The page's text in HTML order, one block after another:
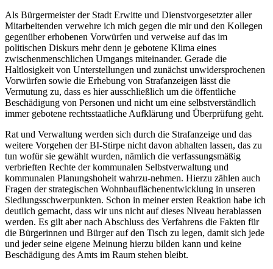
Als Bürgermeister der Stadt Erwitte und Dienstvorgesetzter aller
Mitarbeitenden verwehre ich mich gegen die mir und den Kollegen
gegenüber erhobenen Vorwürfen und verweise auf das im
politischen Diskurs mehr denn je gebotene Klima eines
zwischenmenschlichen Umgangs miteinander. Gerade die
Haltlosigkeit von Unterstellungen und zunächst unwidersprochenen
Vorwürfen sowie die Erhebung von Strafanzeigen lässt die
Vermutung zu, dass es hier ausschließlich um die öffentliche
Beschädigung von Personen und nicht um eine selbstverständlich
immer gebotene rechtsstaatliche Aufklärung und Überprüfung geht.
Rat und Verwaltung werden sich durch die Strafanzeige und das
weitere Vorgehen der BI-Stirpe nicht davon abhalten lassen, das zu
tun wofür sie gewählt wurden, nämlich die verfassungsmäßig
verbrieften Rechte der kommunalen Selbstverwaltung und
kommunalen Planungshoheit wahrzu-nehmen. Hierzu zählen auch
Fragen der strategischen Wohnbauflächenentwicklung in unseren
Siedlungsschwerpunkten. Schon in meiner ersten Reaktion habe ich
deutlich gemacht, dass wir uns nicht auf dieses Niveau herablassen
werden. Es gilt aber nach Abschluss des Verfahrens die Fakten für
die Bürgerinnen und Bürger auf den Tisch zu legen, damit sich jede
und jeder seine eigene Meinung hierzu bilden kann und keine
Beschädigung des Amts im Raum stehen bleibt.